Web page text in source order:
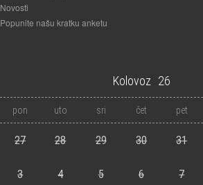
Novosti
Popunite našu kratku anketu
Kolovoz 26
1 3 5 8
'21 '23 '24 '26 '28
pon uto sri čet pet
27 28 29 30 31
3 4 5 6 7